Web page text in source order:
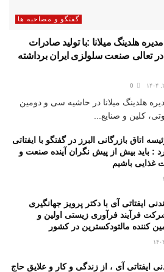
گفتگو و مصاحبه ها
هلدینگ میلانا :با تولید صادرات
تعالی صنعت سلولزی ایران برداشته
هلدینگ میلانا در حاشیه سی و دومین
کلین و صنایع...
اتاق بازرگانی البرز در گفتگو با ایفتاتی
: باید بیش از پیش نگران آینده صنعت و
غذایی باشیم
ایفتاتی آی با دکتر پرویز جهانگیری
فرآیند فرآوری زیستی اولین و
کننده مالتودکسترین در کشور
ایفتاتی آی ، از زندگی و کار و علایق حاج